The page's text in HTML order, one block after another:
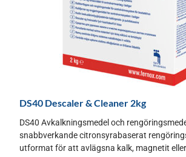
DS40 Descaler & Cleaner 2kg
DS40 Avkalkningsmedel och
snabbverkande citronsyrabaserat
utformat för att avlägsna kalk, magnetit